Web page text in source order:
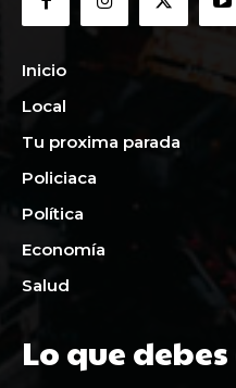
Inicio
Local
Tu proxima parada
Policiaca
Política
Economía
Salud
Lo que